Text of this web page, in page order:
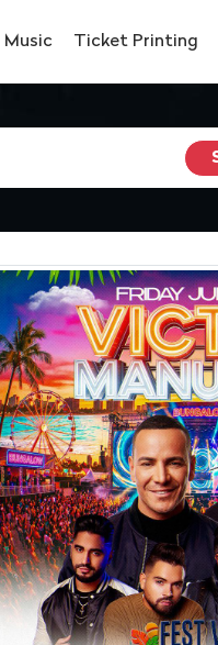
Music Ticket Printing